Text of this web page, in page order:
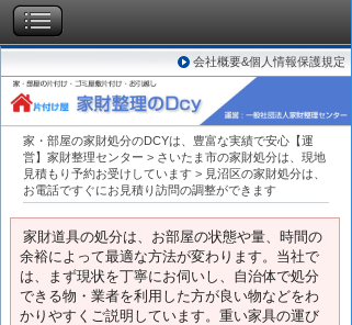
会社概要&個人情報保護規定
家・部屋の家財処分のDCYは、豊富な実績で安心【運
営】家財整理センター > さいたま市の家財処分は、現地
見積もり予約お受けしています > 見沼区の家財処分は、
お電話ですぐにお見積り訪問の調整ができます
家財道具の処分は、お部屋の状態や量、時間の
余裕によって最適な方法が変わります。当社で
は、まず現状を丁寧にお伺いし、自治体で処分
できる物・業者を利用した方が良い物などをわ
かりやすくご説明しています。重い家具の運び